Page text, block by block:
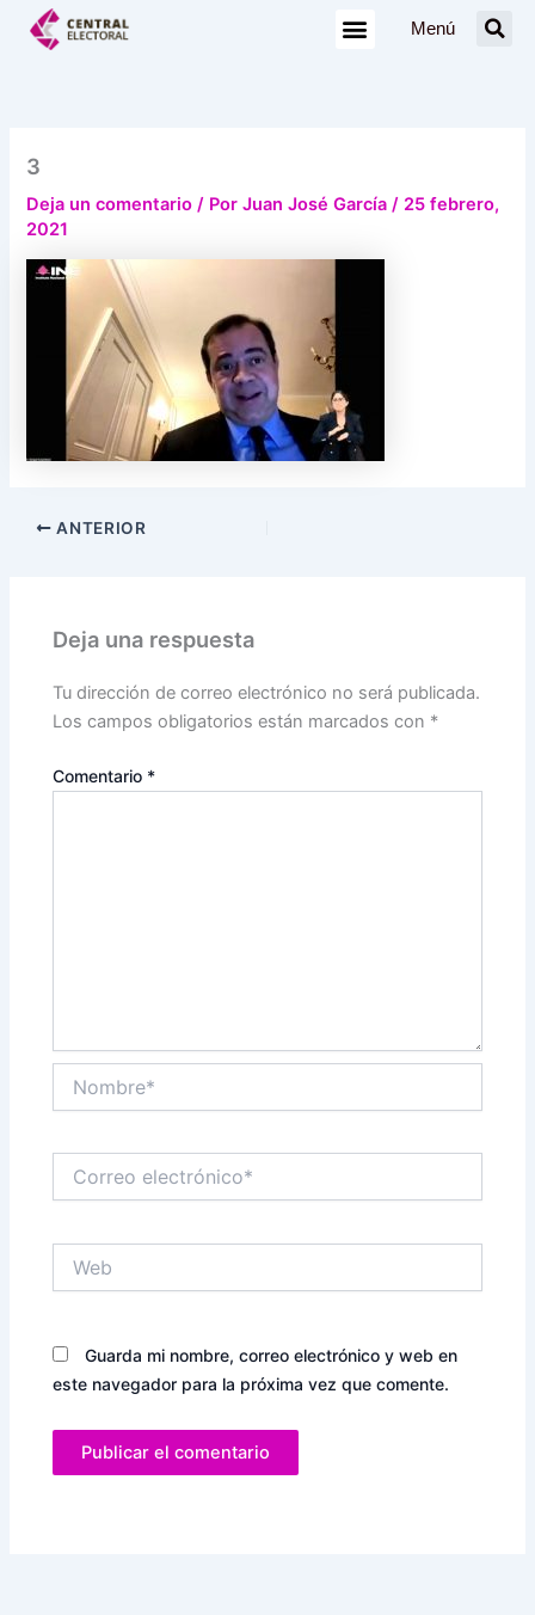
Menú
3
Deja un comentario / PorJuan José García/ 25 febrero,
2021
ANTERIOR
Deja una respuesta
Tu dirección de correo electrónico no será publicada.
Los campos obligatorios están marcados con *
Comentario *
electrónico*
Guarda mi nombre, correo electrónico y web en
este navegador para la próxima vez que comente.